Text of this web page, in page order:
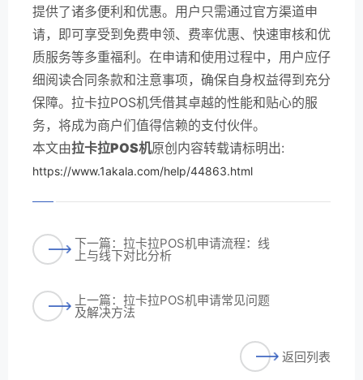
提供了诸多便利和优惠。用户只需通过官方渠道申
请，即可享受到免费申领、费率优惠、快速审核和优
质服务等多重福利。在申请和使用过程中，用户应仔
细阅读合同条款和注意事项，确保自身权益得到充分
保障。拉卡拉POS机凭借其卓越的性能和贴心的服
务，将成为商户们值得信赖的支付伙伴。
本文由拉卡拉POS机原创内容转载请标明出:
https://www.1akala.com/help/44863.html
下一篇：拉卡拉POS机申请流程：线
上与线下对比分析
上一篇：拉卡拉POS机申请常见问题
及解决方法
返回列表